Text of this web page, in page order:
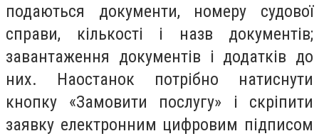
подаються документи, номеру судової
справи, кількості і назв документів;
завантаження документів і додатків до
них. Наостанок потрібно натиснути
кнопку «Замовити послугу» і скріпити
заявку електронним цифровим підписом